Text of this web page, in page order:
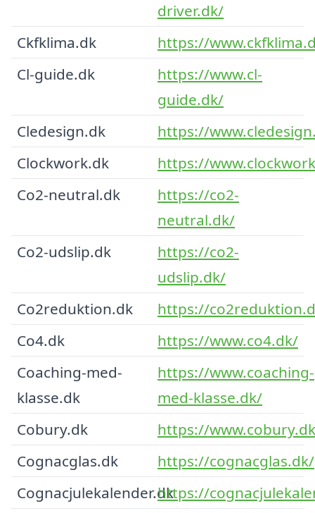
driver.dk/
Ckfklima.dk
https://
Cl-guide.dk
https://www.cl-
guide.dk/
Cledesign.dk
https://
Clockwork.dk
https://
Co2-neutral.dk
https://co2-
neutral.dk/
Co2-udslip.dk
https://co2-
udslip.dk/
Co2reduktion.dk
https://
Co4.dk
https://www.co4.dk/
Coaching-med-
klasse.dk
https://www.coaching-
med-klasse.dk/
Cobury.dk
https://
Cognacglas.dk
https://cognacglas.dk/
Cognacjulekalender.dkhttps://